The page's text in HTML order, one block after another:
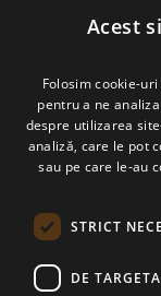
Linkuri utile
Regulament
Politica de
ANPC
Facebook
Acest
Folosim cookie-
pentru a ne
despre utilizarea
analiză, care le pot
sau pe care le-au
STRICT
DE